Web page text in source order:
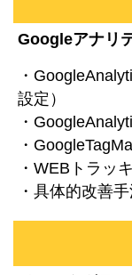
Googleアナリ
・
設定）
・
・
・WEBトラッ
・具体的改善